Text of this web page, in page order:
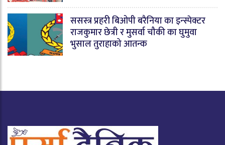
ससस्त्र प्रहरी बिओपी बरैनिया का इन्स्पेक्टर
राजकुमार छेत्री र मुसर्वा चौकी का घुमुवा
भुसाल तुराहाको आतन्क